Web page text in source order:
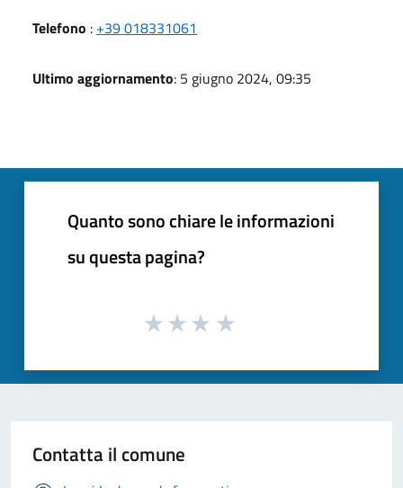
Telefono : +39 018331061
Ultimo aggiornamento: 5 giugno 2024, 09:35
Quanto sono chiare le informazioni
su questa pagina?
Contatta il comune